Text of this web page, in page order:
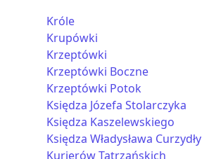
Króle
Krupówki
Krzeptówki
Krzeptówki Boczne
Krzeptówki Potok
Księdza Józefa Stolarczyka
Księdza Kaszelewskiego
Księdza Władysława Curzydły
Kurierów Tatrzańskich